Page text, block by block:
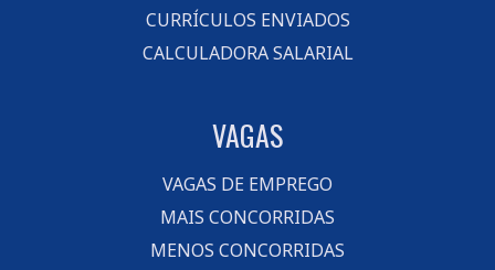
CURRÍCULOS ENVIADOS
CALCULADORA SALARIAL
VAGAS
VAGAS DE EMPREGO
MAIS CONCORRIDAS
MENOS CONCORRIDAS